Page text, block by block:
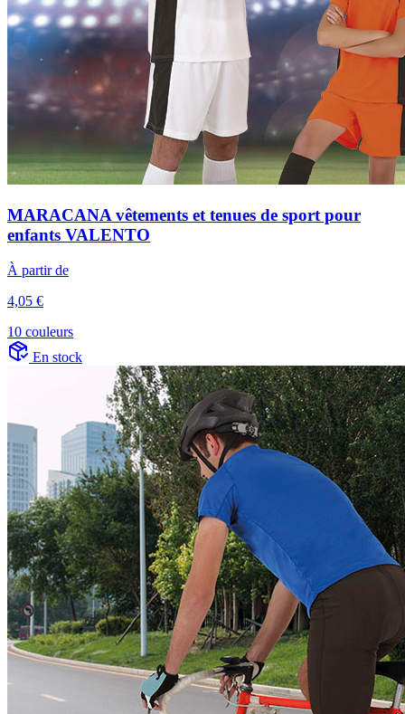
MARACANA vêtements et tenues de sport pour
enfants VALENTO
À partir de
4,05 €
10 couleurs
En stock